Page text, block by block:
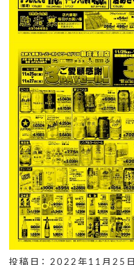
投稿日： 2022年11月25日